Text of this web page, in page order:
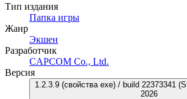
Тип издания
Папка игры
Жанр
Экшен
Разработчик
CAPCOM Co., Ltd.
Версия
1.2.3.9 (свойства exe) / build 22373341
2026